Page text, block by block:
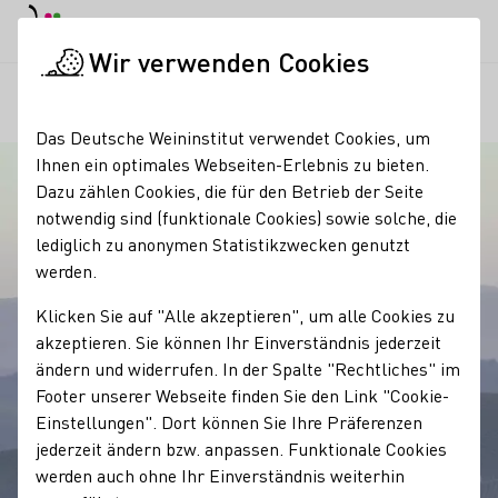
Wir verwenden Cookies
Das Deutsche Weininstitut verwendet Cookies, um
Ihnen ein optimales Webseiten-Erlebnis zu bieten.
Dazu zählen Cookies, die für den Betrieb der Seite
notwendig sind (funktionale Cookies) sowie solche, die
lediglich zu anonymen Statistikzwecken genutzt
werden.
Klicken Sie auf "Alle akzeptieren", um alle Cookies zu
akzeptieren. Sie können Ihr Einverständnis jederzeit
ändern und widerrufen. In der Spalte "Rechtliches" im
Footer unserer Webseite finden Sie den Link "Cookie-
Einstellungen". Dort können Sie Ihre Präferenzen
jederzeit ändern bzw. anpassen. Funktionale Cookies
werden auch ohne Ihr Einverständnis weiterhin